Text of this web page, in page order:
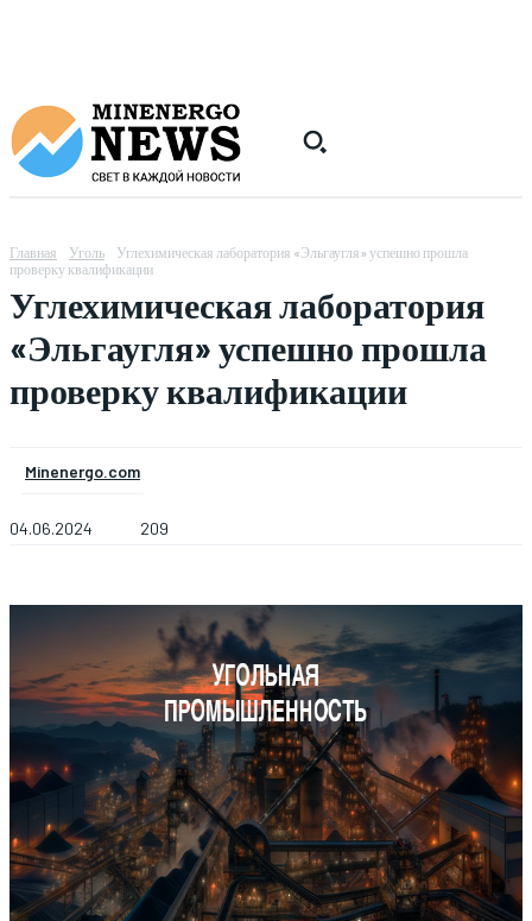
Главная Уголь
Углехимическая лаборатория «Эльгаугля» успешно прошла
проверку квалификации
Углехимическая лаборатория
«Эльгаугля» успешно прошла
проверку квалификации
Minenergo.com
04.06.2024 209